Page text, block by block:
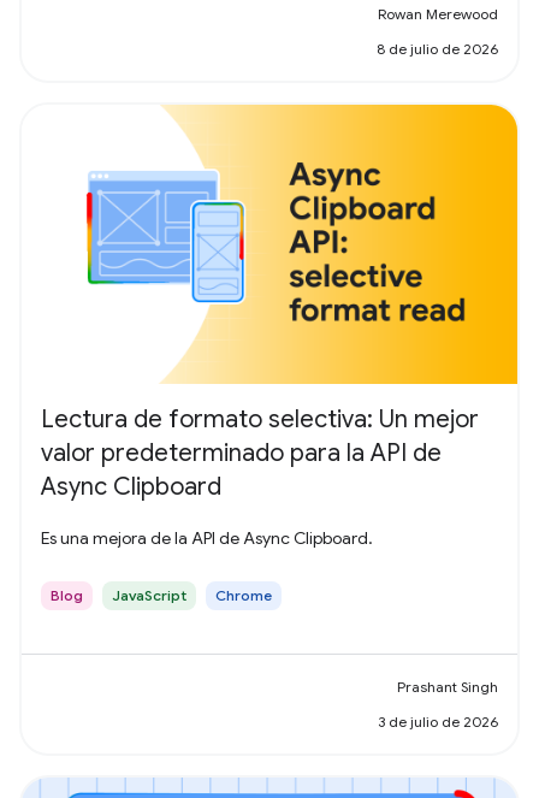
Rowan Merewood
8 de julio de 2026
Lectura de formato selectiva: Un mejor
valor predeterminado para la API de
Async Clipboard
Es una mejora de la API de Async Clipboard.
Blog JavaScript Chrome
Prashant Singh
3 de julio de 2026